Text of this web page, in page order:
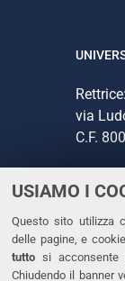
USIAMO I
Questo sito utilizza
delle pagine, e
tutto si acconsente
Chiudendo il banner
via
C.F.
Tel.
Fax.
PEC